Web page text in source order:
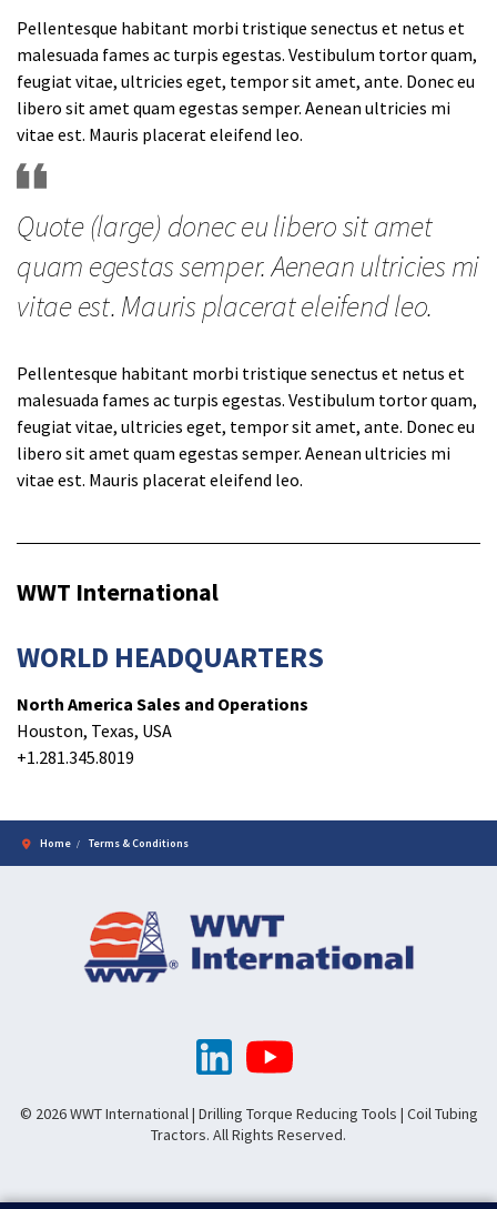
Pellentesque habitant morbi tristique senectus et netus et
malesuada fames ac turpis egestas. Vestibulum tortor quam,
feugiat vitae, ultricies eget, tempor sit amet, ante. Donec eu
libero sit amet quam egestas semper. Aenean ultricies mi
vitae est. Mauris placerat eleifend leo.
Quote (large) donec eu libero sit amet
quam egestas semper. Aenean ultricies mi
vitae est. Mauris placerat eleifend leo.
Pellentesque habitant morbi tristique senectus et netus et
malesuada fames ac turpis egestas. Vestibulum tortor quam,
feugiat vitae, ultricies eget, tempor sit amet, ante. Donec eu
libero sit amet quam egestas semper. Aenean ultricies mi
vitae est. Mauris placerat eleifend leo.
WWT International
WORLD HEADQUARTERS
North America Sales and Operations
Houston, Texas, USA
+1.281.345.8019
Home Terms & Conditions
© 2026 WWT International | Drilling Torque Reducing Tools | Coil Tubing
Tractors. All Rights Reserved.